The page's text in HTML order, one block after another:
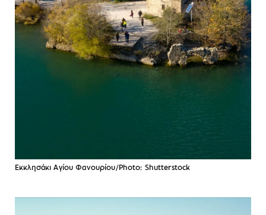
Εκκλησάκι Αγίου Φανουρίου/Photo: Shutterstock